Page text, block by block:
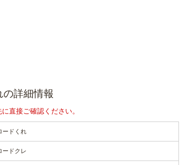
詳細情報
直接ご確認ください。
ードくれ
ードクレ